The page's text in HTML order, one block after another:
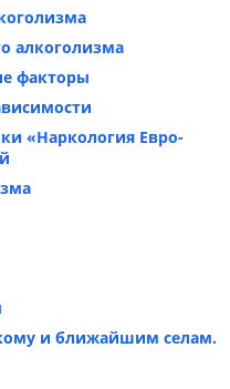
алкоголизма
факторы
«Наркология Евро-
и ближайшим селам.